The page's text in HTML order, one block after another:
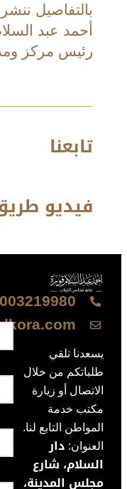
بالتفاصيل ننشر
أحمد عبد
رئيس مركز
تابعنا
فيديو
يسعدنا تلقي
طلباتكم من خلال
الاتصال أو زيارة
مكتب خدمة
المواطن التابع لنا.
العنوان: دار
السلام، شارع
مجلس المدينة،